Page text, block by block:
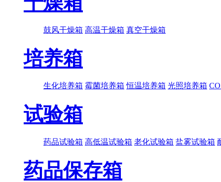
鼓风干燥箱 高温干燥箱 真空干燥箱
培养箱
生化培养箱 霉菌培养箱 恒温培养箱 光照培养箱
试验箱
药品试验箱 高低温试验箱 老化试验箱 盐雾试验箱
药品保存箱